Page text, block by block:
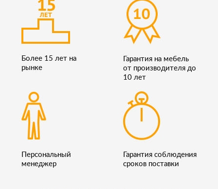
Более 15 лет на
рынке
Гарантия на мебель
от производителя до
10 лет
Персональный
менеджер
Гарантия соблюдения
сроков поставки